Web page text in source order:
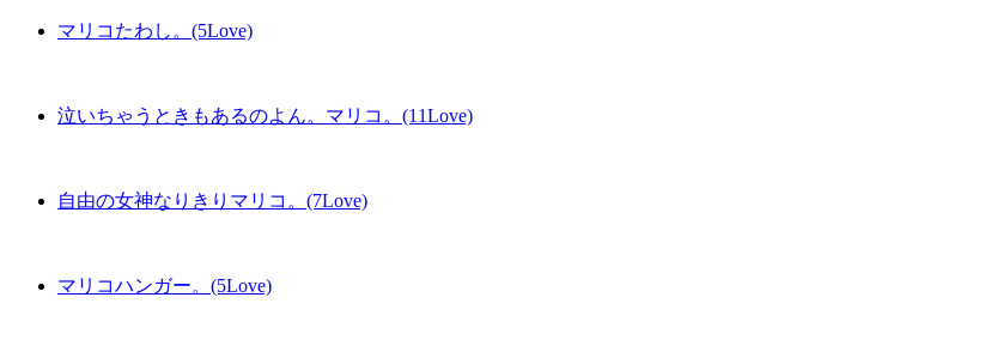
マリコたわし。(5Love)
泣いちゃうときもあるのよん。マリコ。(11Love)
自由の女神なりきりマリコ。(7Love)
マリコハンガー。(5Love)